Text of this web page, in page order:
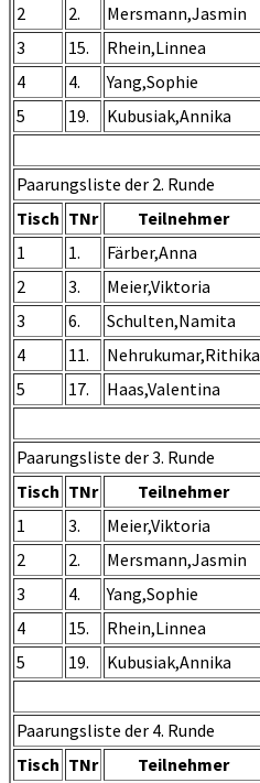
2
2. Mersmann,Jasmin
3
15. Rhein,Linnea
4
4. Yang,Sophie
5
19. Kubusiak,Annika
Paarungsliste der 2. Runde
Tisch TNr Teilnehmer
1
1. Färber,Anna
2
3. Meier,Viktoria
3
6. Schulten,Namita
4
11. Nehrukumar,Rithika
5
17. Haas,Valentina
Paarungsliste der 3. Runde
Tisch TNr Teilnehmer
1
3. Meier,Viktoria
2
2. Mersmann,Jasmin
3
4. Yang,Sophie
4
15. Rhein,Linnea
5
19. Kubusiak,Annika
Paarungsliste der 4. Runde
Tisch TNr Teilnehmer